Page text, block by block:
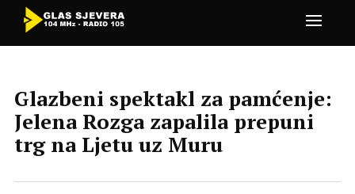
Glazbeni spektakl za pamćenje:
Jelena Rozga zapalila prepuni
trg na Ljetu uz Muru